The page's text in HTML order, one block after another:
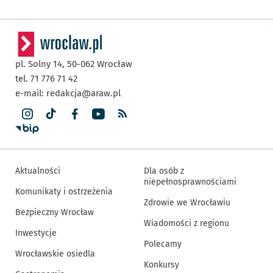
pl. Solny 14, 50-062 Wrocław
tel. 71 776 71 42
e-mail: redakcja@araw.pl
Aktualności
Komunikaty i ostrzeżenia
Bezpieczny Wrocław
Inwestycje
Wrocławskie osiedla
Dla osób z
niepełnosprawnościami
Zdrowie we Wrocławiu
Wiadomości z regionu
Polecamy
Konkursy